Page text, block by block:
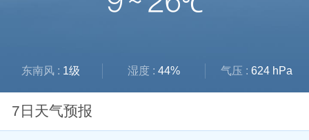
东南风 : 1级 湿度 : 44% 气压 : 624 hPa
7日天气预报